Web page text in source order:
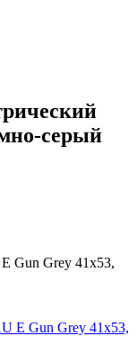
серый
Gun Grey 41х53,